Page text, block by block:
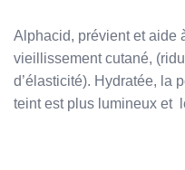
Alphacid, prévient et aide
vieillissement cutané,
d’élasticité). Hydratée, la
teint est plus lumineux et